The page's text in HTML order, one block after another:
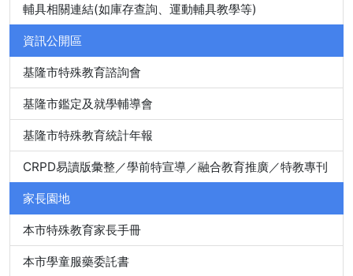
輔具相關連結(如庫存查詢、運動輔具教學等)
資訊公開區
基隆市特殊教育諮詢會
基隆市鑑定及就學輔導會
基隆市特殊教育統計年報
CRPD易讀版彙整／學前特宣導／融合教育推廣／特教專刊
家長園地
本市特殊教育家長手冊
本市學童服藥委託書